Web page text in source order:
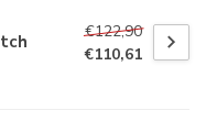
€122,90
€110,61